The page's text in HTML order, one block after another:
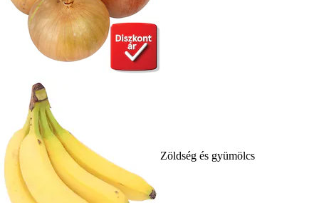
Zöldség és gyümölcs